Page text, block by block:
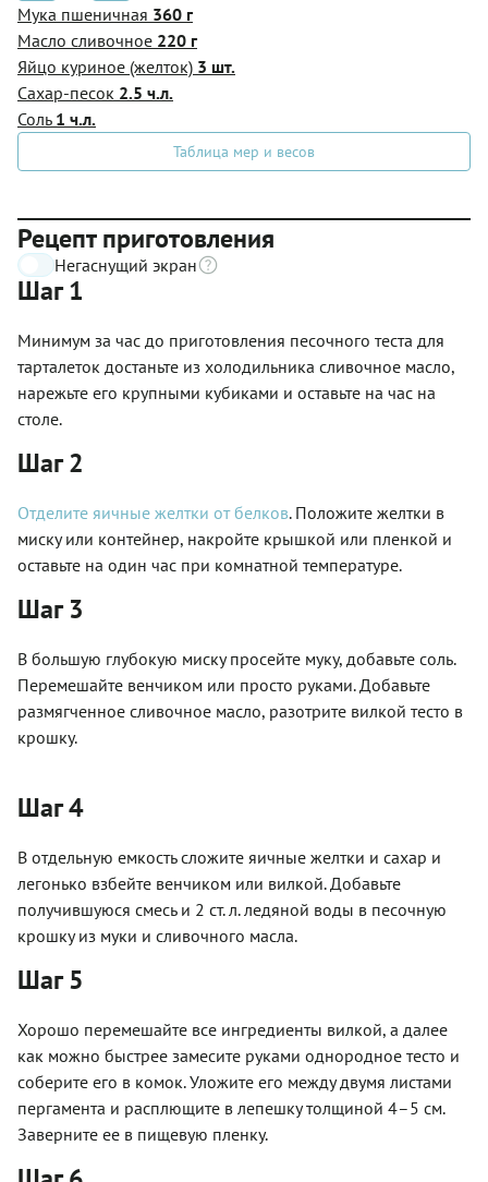
Мука пшеничная 360 г
Масло сливочное 220 г
Яйцо куриное (желток) 3 шт.
Сахар-песок 2.5 ч.л.
Соль 1 ч.л.
Таблица мер и весов
Рецепт приготовления
Негаснущий экран
Шаг 1
Минимум за час до приготовления песочного теста для
тарталеток достаньте из холодильника сливочное масло,
нарежьте его крупными кубиками и оставьте на час на
столе.
Шаг 2
Отделите яичные желтки от белков. Положите желтки в
миску или контейнер, накройте крышкой или пленкой и
оставьте на один час при комнатной температуре.
Шаг 3
В большую глубокую миску просейте муку, добавьте соль.
Перемешайте венчиком или просто руками. Добавьте
размягченное сливочное масло, разотрите вилкой тесто в
крошку.
Шаг 4
В отдельную емкость сложите яичные желтки и сахар и
легонько взбейте венчиком или вилкой. Добавьте
получившуюся смесь и 2 ст. л. ледяной воды в песочную
крошку из муки и сливочного масла.
Шаг 5
Хорошо перемешайте все ингредиенты вилкой, а далее
как можно быстрее замесите руками однородное тесто и
соберите его в комок. Уложите его между двумя листами
пергамента и расплющите в лепешку толщиной 4–5 см.
Заверните ее в пищевую пленку.